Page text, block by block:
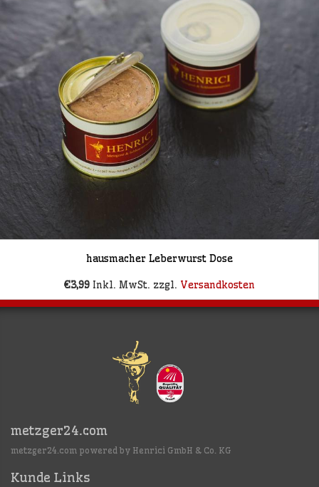
hausmacher Leberwurst Dose
€3,99 Inkl. MwSt. zzgl. Versandkosten
metzger24.com
metzger24.com powered by Henrici GmbH & Co. KG
Kunde Links